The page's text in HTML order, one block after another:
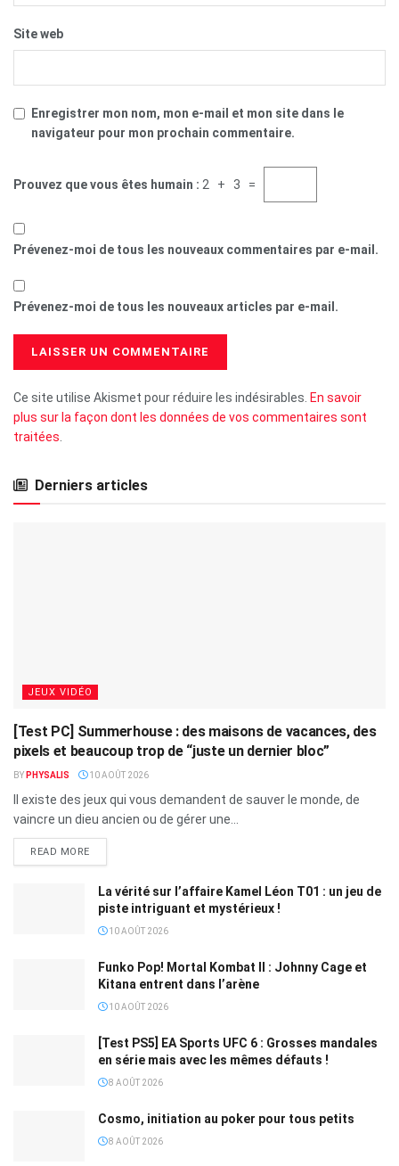
Site web
Enregistrer mon nom, mon e-mail et mon site dans le
navigateur pour mon prochain commentaire.
Prouvez que vous êtes humain : 2 + 3 =
Prévenez-moi de tous les nouveaux commentaires par e-mail.
Prévenez-moi de tous les nouveaux articles par e-mail.
Ce site utilise Akismet pour réduire les indésirables. En savoir
plus sur la façon dont les données de vos commentaires sont
traitées.
Derniers articles
JEUX VIDÉO
[Test PC] Summerhouse : des maisons de vacances, des
pixels et beaucoup trop de “juste un dernier bloc”
BY PHYSALIS 10 AOÛT 2026
Il existe des jeux qui vous demandent de sauver le monde, de
vaincre un dieu ancien ou de gérer une...
READ MORE
La vérité sur l’affaire Kamel Léon T01 : un jeu de
piste intriguant et mystérieux !
10 AOÛT 2026
Funko Pop! Mortal Kombat II : Johnny Cage et
Kitana entrent dans l’arène
10 AOÛT 2026
[Test PS5] EA Sports UFC 6 : Grosses mandales
en série mais avec les mêmes défauts !
8 AOÛT 2026
Cosmo, initiation au poker pour tous petits
8 AOÛT 2026